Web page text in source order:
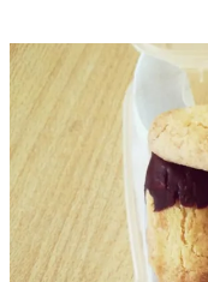
DA
CORNUALHA
(CORNISH
FAIRINGS)